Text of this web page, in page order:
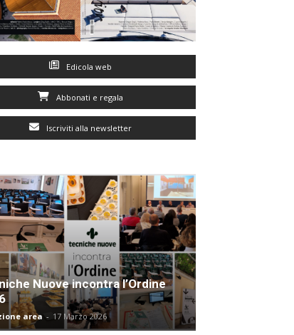
Edicola web
Abbonati e regala
Iscriviti alla newsletter
Nuove incontra l’Ordine
area - 17 Marzo 2026